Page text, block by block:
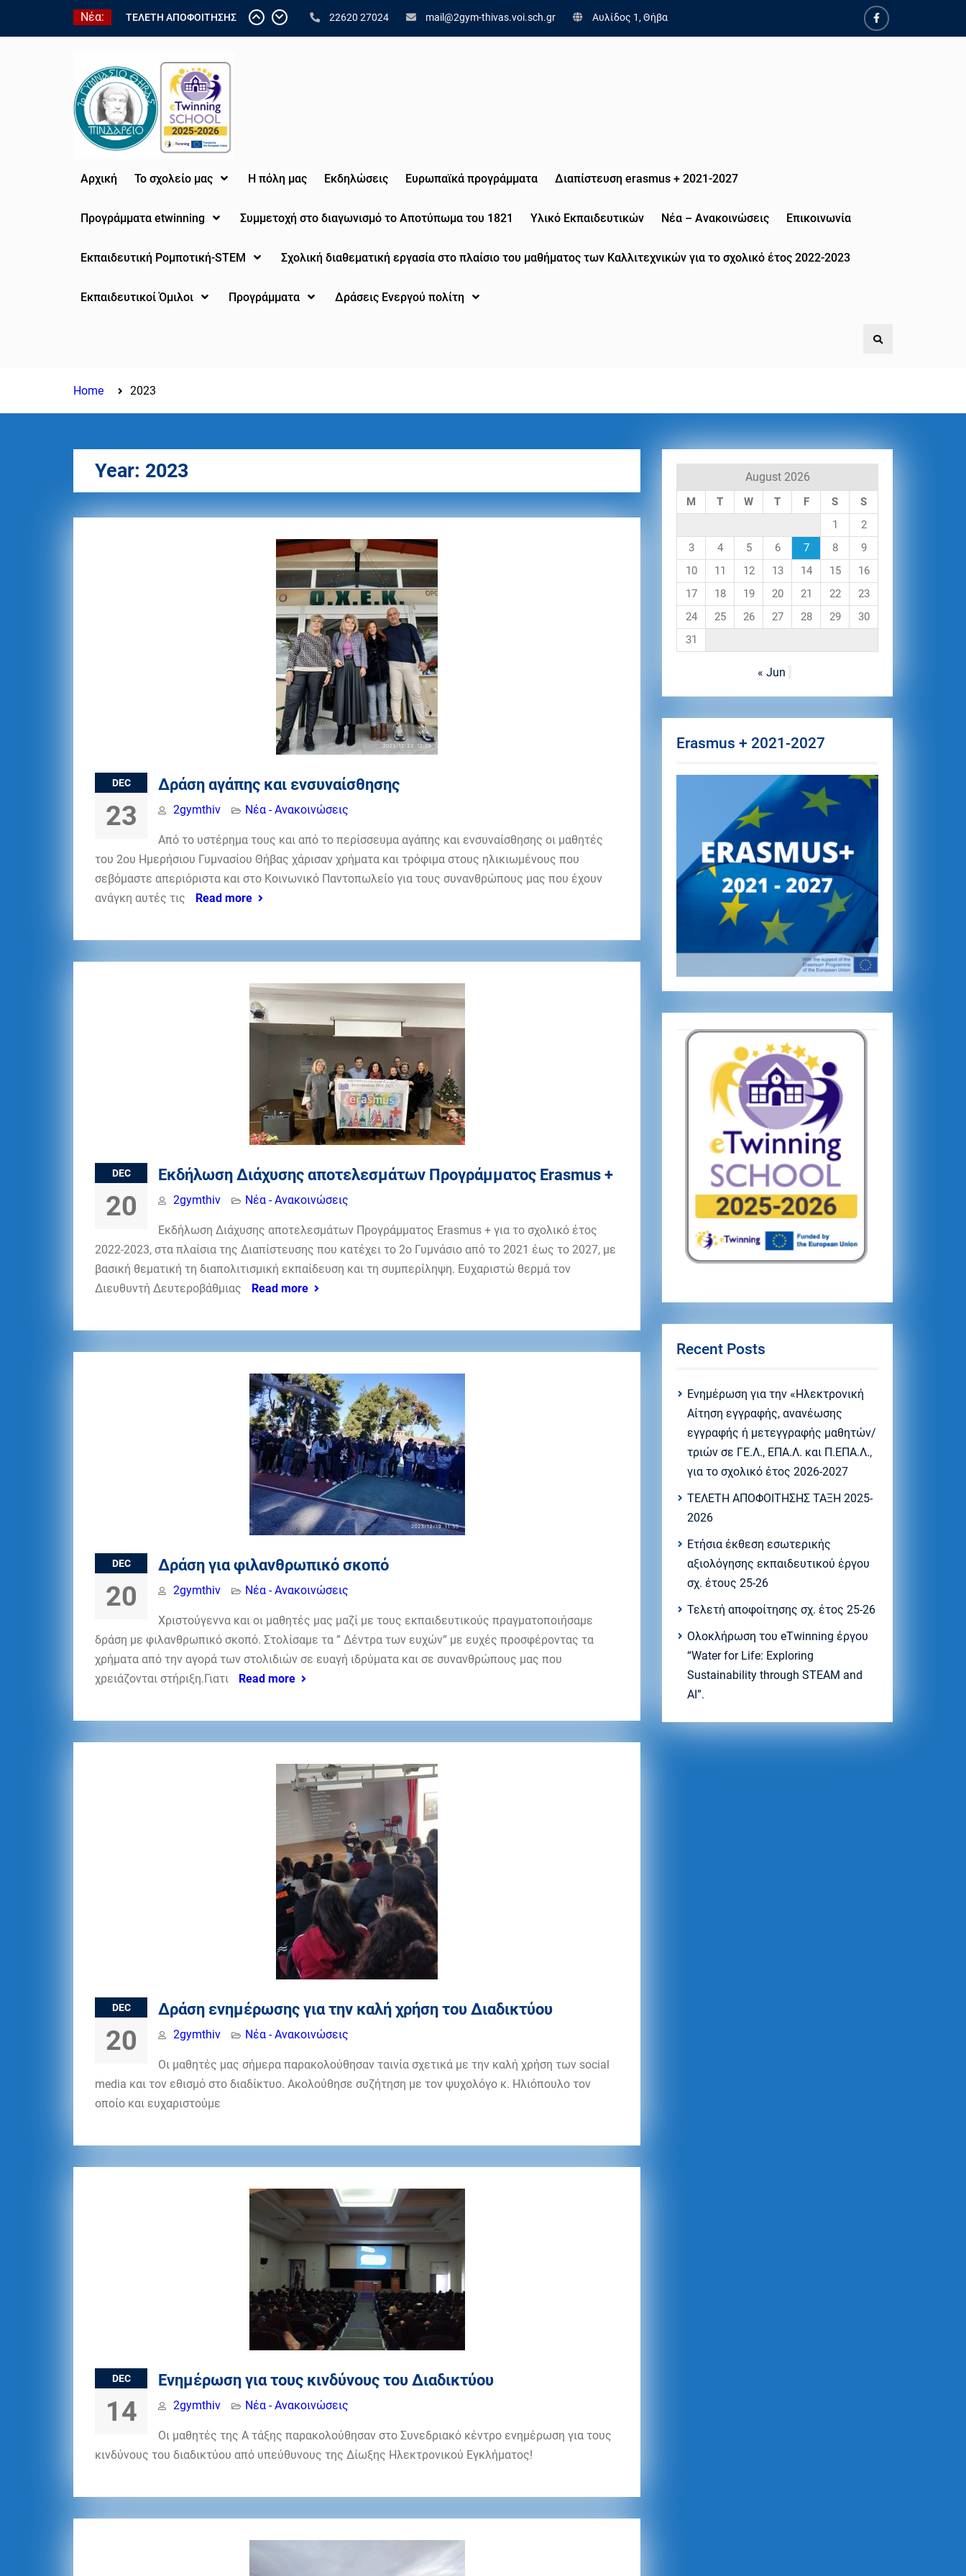
Νέα:
ΤΑΞΗ 2025-2026
Ετήσια έκθεση
εκπαιδευτικού έργου σχ.
έτους 25-26
Τελετή αποφοίτησης σχ.
έτος 25-26
Ολοκλήρωση του
eTwinning έργου “Water
Sustainability through
Eνημέρωση για την
εγγραφής, ανανέωσης
ΕΠΑ.Λ. και Π.ΕΠΑ.Λ., για
22620 27024 mail@2gym-thivas.voi.sch.gr Αυλίδος 1, Θήβα
Αρχική Το σχολείο μας Η πόλη μας Εκδηλώσεις Eυρωπαϊκά προγράμματα Διαπίστευση erasmus + 2021-2027
Προγράμματα etwinning Συμμετοχή στο διαγωνισμό το Αποτύπωμα του 1821 Υλικό Εκπαιδευτικών Νέα – Ανακοινώσεις Επικοινωνία
Εκπαιδευτική Ρομποτική-STEM Σχολική διαθεματική εργασία στο πλαίσιο του μαθήματος των Καλλιτεχνικών για το σχολικό έτος 2022-2023
Εκπαιδευτικοί Όμιλοι Προγράμματα Δράσεις Ενεργού πολίτη
Home 2023
Year: 2023
DEC
23
Δράση αγάπης και ενσυναίσθησης
2gymthiv Νέα - Ανακοινώσεις
Από το υστέρημα τους και από το περίσσευμα αγάπης και ενσυναίσθησης οι μαθητές
του 2ου Ημερήσιου Γυμνασίου Θήβας χάρισαν χρήματα και τρόφιμα στους ηλικιωμένους που
σεβόμαστε απεριόριστα και στο Κοινωνικό Παντοπωλείο για τους συνανθρώπους μας που έχουν
ανάγκη αυτές τις
Read more
DEC
20
Εκδήλωση Διάχυσης αποτελεσμάτων Προγράμματος Erasmus +
2gymthiv Νέα - Ανακοινώσεις
Εκδήλωση Διάχυσης αποτελεσμάτων Προγράμματος Erasmus + για το σχολικό έτος
2022-2023, στα πλαίσια της Διαπίστευσης που κατέχει το 2ο Γυμνάσιο από το 2021 έως το 2027, με
βασική θεματική τη διαπολιτισμική εκπαίδευση και τη συμπερίληψη. Ευχαριστώ θερμά τον
Διευθυντή Δευτεροβάθμιας
Read more
DEC
20
Δράση για φιλανθρωπικό σκοπό
2gymthiv Νέα - Ανακοινώσεις
Χριστούγεννα και οι μαθητές μας μαζί με τους εκπαιδευτικούς πραγματοποιήσαμε
δράση με φιλανθρωπικό σκοπό. Στολίσαμε τα ” Δέντρα των ευχών” με ευχές προσφέροντας τα
χρήματα από την αγορά των στολιδιών σε ευαγή ιδρύματα και σε συνανθρώπους μας που
χρειάζονται στήριξη.Γιατι
Read more
DEC
20
Δράση ενημέρωσης για την καλή χρήση του Διαδικτύου
2gymthiv Νέα - Ανακοινώσεις
Οι μαθητές μας σήμερα παρακολούθησαν ταινία σχετικά με την καλή χρήση των social
media και τον εθισμό στο διαδίκτυο. Ακολούθησε συζήτηση με τον ψυχολόγο κ. Ηλιόπουλο τον
οποίο και ευχαριστούμε
DEC
14
Ενημέρωση για τους κινδύνους του Διαδικτύου
2gymthiv Νέα - Ανακοινώσεις
Οι μαθητές της Α τάξης παρακολούθησαν στο Συνεδριακό κέντρο ενημέρωση για τους
κινδύνους του διαδικτύου από υπεύθυνους της Δίωξης Ηλεκτρονικού Εγκλήματος!
August 2026
M T W T F S
S
1
2
3
4 5 6 7 8
9
10
11 12 13 14 15
16
17
18 19 20 21 22
23
24
25 26 27 28 29
30
31
« Jun
Erasmus + 2021-2027
Recent Posts
Eνημέρωση για την «Ηλεκτρονική
Αίτηση εγγραφής, ανανέωσης
εγγραφής ή μετεγγραφής μαθητών/
τριών σε ΓΕ.Λ., ΕΠΑ.Λ. και Π.ΕΠΑ.Λ.,
για το σχολικό έτος 2026-2027
ΤΕΛΕΤΗ ΑΠΟΦΟΙΤΗΣΗΣ ΤΑΞΗ 2025-
2026
Ετήσια έκθεση εσωτερικής
αξιολόγησης εκπαιδευτικού έργου
σχ. έτους 25-26
Τελετή αποφοίτησης σχ. έτος 25-26
Ολοκλήρωση του eTwinning έργου
“Water for Life: Exploring
Sustainability through STEAM and
AI”.